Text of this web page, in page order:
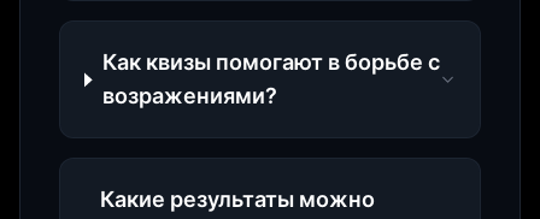
Как квизы помогают в борьбе с
возражениями?
Какие результаты можно